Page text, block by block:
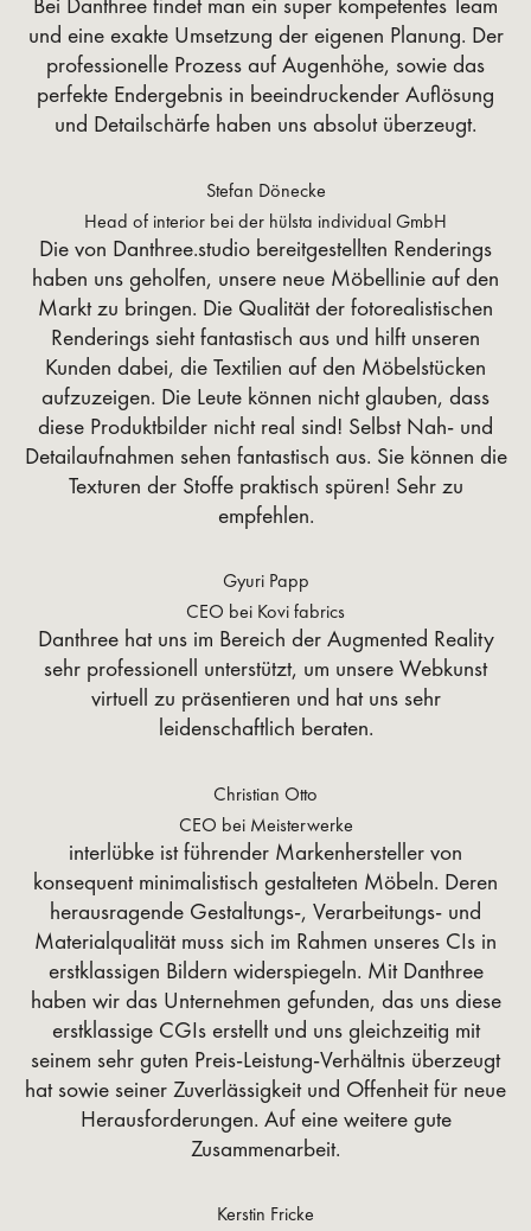
und eine exakte Umsetzung der eigenen Planung. Der
professionelle Prozess auf Augenhöhe, sowie das
perfekte Endergebnis in beeindruckender Auflösung
und Detailschärfe haben uns absolut überzeugt.
Stefan Dönecke
Head of interior bei der hülsta individual GmbH
Die von Danthree.studio bereitgestellten Renderings
haben uns geholfen, unsere neue Möbellinie auf den
Markt zu bringen. Die Qualität der fotorealistischen
Renderings sieht fantastisch aus und hilft unseren
Kunden dabei, die Textilien auf den Möbelstücken
aufzuzeigen. Die Leute können nicht glauben, dass
diese Produktbilder nicht real sind! Selbst Nah- und
Detailaufnahmen sehen fantastisch aus. Sie können die
Texturen der Stoffe praktisch spüren! Sehr zu
empfehlen.
Gyuri Papp
CEO bei Kovi fabrics
Danthree hat uns im Bereich der Augmented Reality
sehr professionell unterstützt, um unsere Webkunst
virtuell zu präsentieren und hat uns sehr
leidenschaftlich beraten.
Christian Otto
CEO bei Meisterwerke
interlübke ist führender Markenhersteller von
konsequent minimalistisch gestalteten Möbeln. Deren
herausragende Gestaltungs-, Verarbeitungs- und
Materialqualität muss sich im Rahmen unseres CIs in
erstklassigen Bildern widerspiegeln. Mit Danthree
haben wir das Unternehmen gefunden, das uns diese
erstklassige CGIs erstellt und uns gleichzeitig mit
seinem sehr guten Preis-Leistung-Verhältnis überzeugt
hat sowie seiner Zuverlässigkeit und Offenheit für neue
Herausforderungen. Auf eine weitere gute
Zusammenarbeit.
Kerstin Fricke